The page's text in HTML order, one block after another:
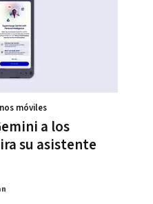
a los
su asistente
móviles